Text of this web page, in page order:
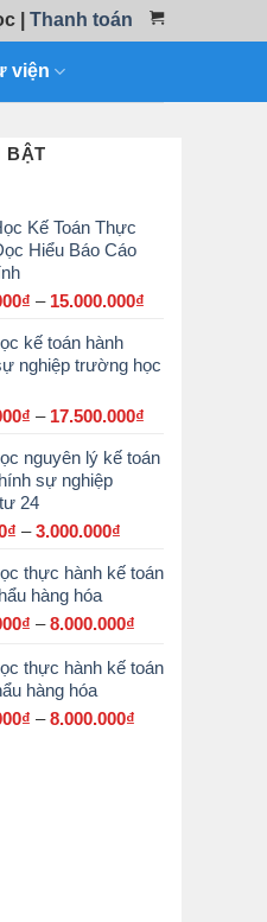
| Thanh toán
viện
BẬT
Kế Toán Thực
Hiểu Báo Cáo
₫ – 15.000.000₫
2.900.000₫
kế toán hành
nghiệp trường học
₫ – 17.500.000₫
từ
nguyên lý kế toán
sự nghiệp
24
₫ – 3.000.000₫
từ
đến
thực hành kế toán
hàng hóa
₫ – 8.000.000₫
từ
thực hành kế toán
hàng hóa
₫ – 8.000.000₫